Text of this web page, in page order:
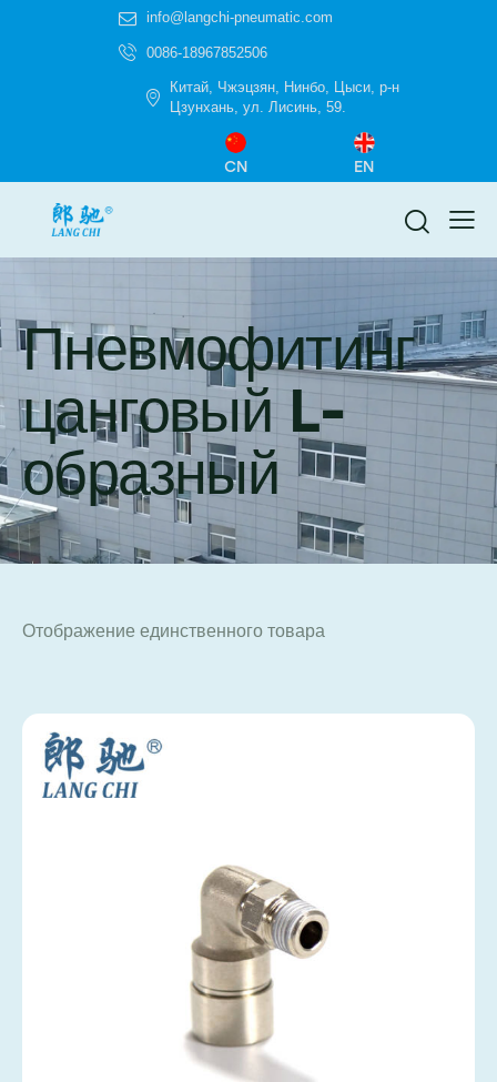
info@langchi-pneumatic.com
0086-18967852506
Китай, Чжэцзян, Нинбо, Цыси, р-н
Цзунхань, ул. Лисинь, 59.
CN EN
Пневмофитинг
цанговый L-
образный
Отображение единственного товара